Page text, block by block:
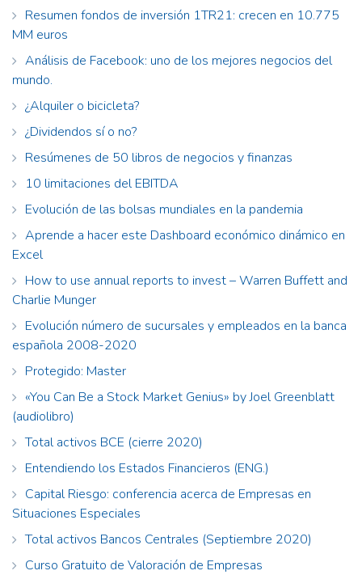
Resumen fondos de inversión 1TR21: crecen en 10.775
MM euros
Análisis de Facebook: uno de los mejores negocios del
mundo.
¿Alquiler o bicicleta?
¿Dividendos sí o no?
Resúmenes de 50 libros de negocios y finanzas
10 limitaciones del EBITDA
Evolución de las bolsas mundiales en la pandemia
Aprende a hacer este Dashboard económico dinámico en
Excel
How to use annual reports to invest – Warren Buffett and
Charlie Munger
Evolución número de sucursales y empleados en la banca
española 2008-2020
Protegido: Master
«You Can Be a Stock Market Genius» by Joel Greenblatt
(audiolibro)
Total activos BCE (cierre 2020)
Entendiendo los Estados Financieros (ENG.)
Capital Riesgo: conferencia acerca de Empresas en
Situaciones Especiales
Total activos Bancos Centrales (Septiembre 2020)
Curso Gratuito de Valoración de Empresas